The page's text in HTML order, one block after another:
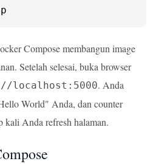
Compose membangun image
Setelah selesai, buka browser
localhost:5000. Anda
World" Anda, dan counter
kali Anda refresh halaman.